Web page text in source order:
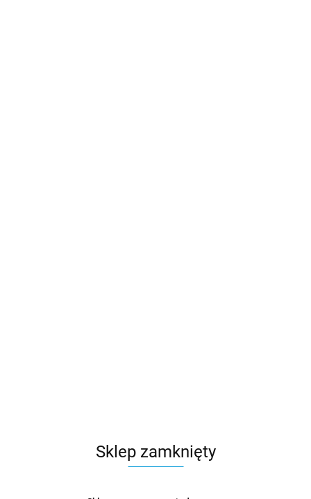
Sklep zamknięty